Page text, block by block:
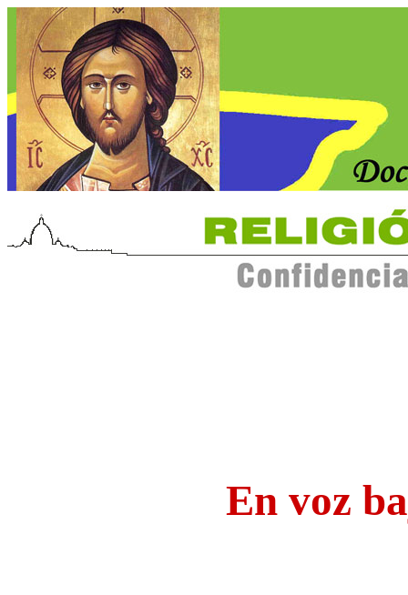
En voz